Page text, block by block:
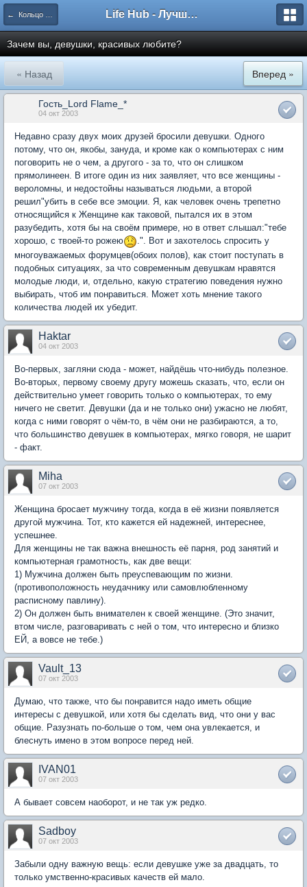
← Кольцо Времени Life Hub - Лучшие компьютерные игры мира
Зачем вы, девушки, красивых любите?
« Назад Вперед »
Гость_Lord Flame_*
04 окт 2003
Недавно сразу двух моих друзей бросили девушки. Одного
потому, что он, якобы, зануда, и кроме как о компьютерах с ним
поговорить не о чем, а другого - за то, что он слишком
прямолинеен. В итоге один из них заявляет, что все женщины -
вероломны, и недостойны называться людьми, а второй
решил"убить в себе все эмоции. Я, как человек очень трепетно
относящийся к Женщине как таковой, пытался их в этом
разубедить, хотя бы на своём примере, но в ответ слышал:"тебе
хорошо, с твоей-то рожею
.". Вот и захотелось спросить у
многоуважаемых форумцев(обоих полов), как стоит поступать в
подобных ситуациях, за что современным девушкам нравятся
молодые люди, и, отдельно, какую стратегию поведения нужно
выбирать, чтоб им понравиться. Может хоть мнение такого
количества людей их убедит.
Haktar
04 окт 2003
Во-первых, загляни сюда - может, найдёшь что-нибудь полезное.
Во-вторых, первому своему другу можешь сказать, что, если он
действительно умеет говорить только о компьютерах, то ему
ничего не светит. Девушки (да и не только они) ужасно не любят,
когда с ними говорят о чём-то, в чём они не разбираются, а то,
что большинство девушек в компьютерах, мягко говоря, не шарит
- факт.
Miha
07 окт 2003
Женщина бросает мужчину тогда, когда в её жизни появляется
другой мужчина. Тот, кто кажется ей надежней, интереснее,
успешнее.
Для женщины не так важна внешность её парня, род занятий и
компьютерная грамотность, как две вещи:
1) Мужчина должен быть преуспевающим по жизни.
(противоположность неудачнику или самовлюбленному
расписному павлину).
2) Он должен быть внимателен к своей женщине. (Это значит,
втом числе, разговаривать с ней о том, что интересно и близко
ЕЙ, а вовсе не тебе.)
Vault_13
07 окт 2003
Думаю, что также, что бы понравится надо иметь общие
интересы с девушкой, или хотя бы сделать вид, что они у вас
общие. Разузнать по-больше о том, чем она увлекается, и
блеснуть имено в этом вопросе перед ней.
IVAN01
07 окт 2003
А бывает совсем наоборот, и не так уж редко.
Sadboy
07 окт 2003
Забыли одну важную вещь: если девушке уже за двадцать, то
только умственно-красивых качеств ей мало.